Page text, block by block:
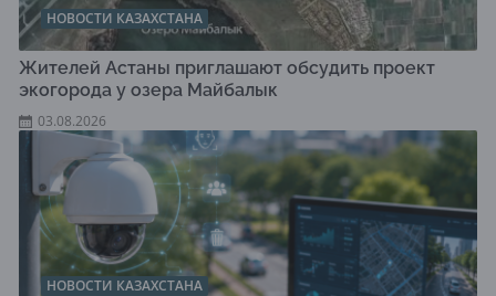
НОВОСТИ КАЗАХСТАНА
Жителей Астаны приглашают обсудить проект
экогорода у озера Майбалык
03.08.2026
НОВОСТИ КАЗАХСТАНА